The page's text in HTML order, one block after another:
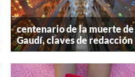
centenario de la muerte de
Gaudí, claves de redacción